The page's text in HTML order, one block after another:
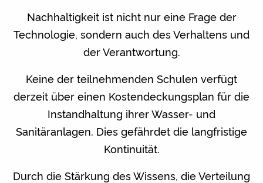
Nachhaltigkeit ist nicht nur eine Frage der
Technologie, sondern auch des Verhaltens und
der Verantwortung.
Keine der teilnehmenden Schulen verfügt
derzeit über einen Kostendeckungsplan für die
Instandhaltung ihrer Wasser- und
Sanitäranlagen. Dies gefährdet die langfristige
Kontinuität.
Durch die Stärkung des Wissens, die Verteilung